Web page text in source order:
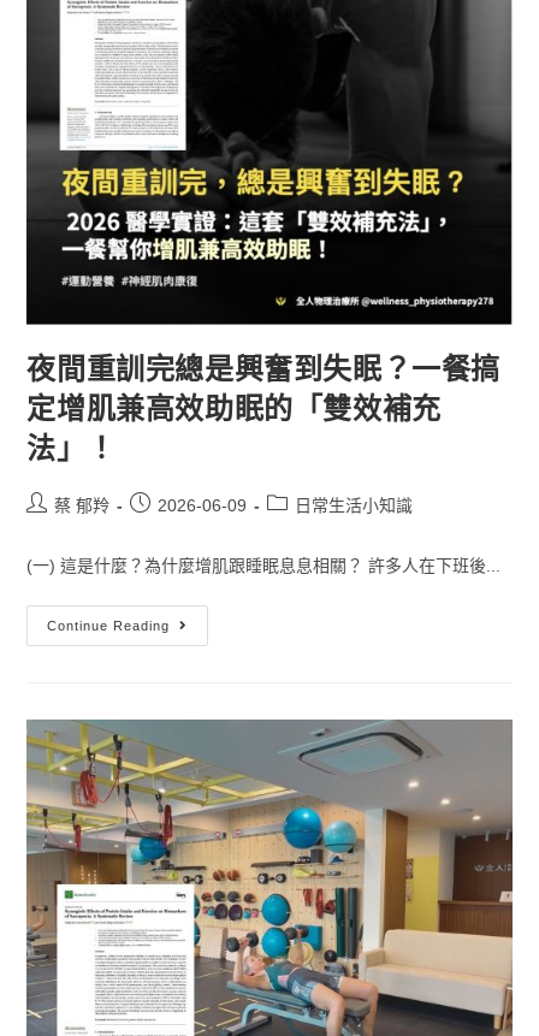
夜間重訓完總是興奮到失眠？一餐搞
定增肌兼高效助眠的「雙效補充
法」！
蔡 郁羚 2026-06-09 日常生活小知識
(一) 這是什麼？為什麼增肌跟睡眠息息相關？ 許多人在下班後...
Continue Reading